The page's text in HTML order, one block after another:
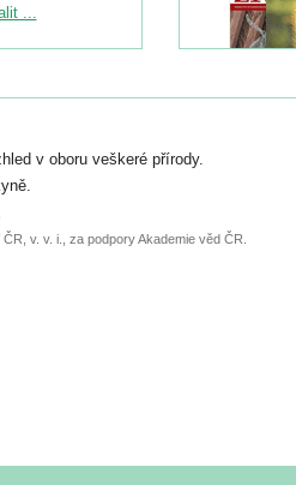
6. září.
nebo
...
v oboru veškeré přírody.
v. v. i., za podpory Akademie věd ČR.